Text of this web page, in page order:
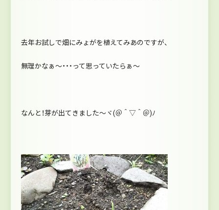
去年お試しで畑にみょがを植えてみあのですが、
無理かなぁ～・・・って思っていたらぁ～
なんと！芽が出てきました～ヾ(＠＾▽＾＠)ﾉ